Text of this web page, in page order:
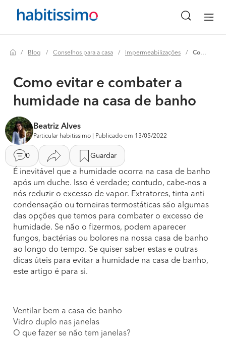
Blog Conselhos para a casa Impermeabilizações Como evitar e combater a humidade na casa de banho
Como evitar e combater a
humidade na casa de banho
Beatriz Alves
Particular habitissimo | Publicado em 13/05/2022
0 Guardar
É inevitável que a humidade ocorra na casa de banho
após um duche. Isso é verdade; contudo, cabe-nos a
nós reduzir o excesso de vapor. Extratores, tinta anti
condensação ou torneiras termostáticas são algumas
das opções que temos para combater o excesso de
humidade. Se não o fizermos, podem aparecer
fungos, bactérias ou bolores na nossa casa de banho
ao longo do tempo. Se quiser saber estas e outras
dicas úteis para evitar a humidade na casa de banho,
este artigo é para si.
Ventilar bem a casa de banho
Vidro duplo nas janelas
O que fazer se não tem janelas?